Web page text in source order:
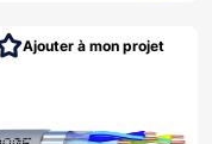
Ajouter à mon projet